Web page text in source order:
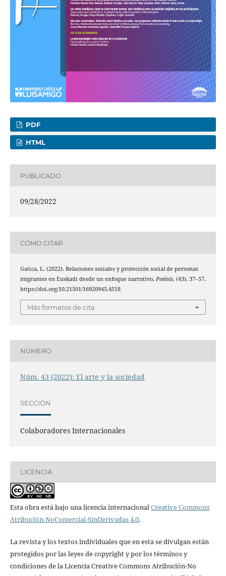
PDF
HTML
PUBLICADO
09/28/2022
CÓMO CITAR
Gatica, L. (2022). Relaciones sociales y protección social de personas
migrantes en Euskadi desde un enfoque narrativo. Poiésis, (43), 37–57.
https://doi.org/10.21501/16920945.4518
Más formatos de cita
NÚMERO
Núm. 43 (2022): El arte y la sociedad
SECCIÓN
Colaboradores Internacionales
LICENCIA
Esta obra está bajo una licencia internacionalCreative Commons
Atribución-NoComercial-SinDerivadas 4.0.
La revista y los textos individuales que en esta se divulgan están
protegidos por las leyes de copyright y por los términos y
condiciones de la Licencia Creative Commons Atribución-No